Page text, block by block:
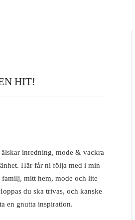
HIT!
älskar inredning, mode & vackra
Här får ni följa med i min
familj, mitt hem, mode och lite
du ska trivas, och kanske
en gnutta inspiration.